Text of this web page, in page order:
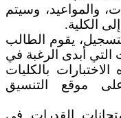
والمواعيد، وسيتم
الكلية.
يقوم الطالب
التي أبدى الرغبة في
الاختبارات بالكليات
موقع التنسيق
القدرات في